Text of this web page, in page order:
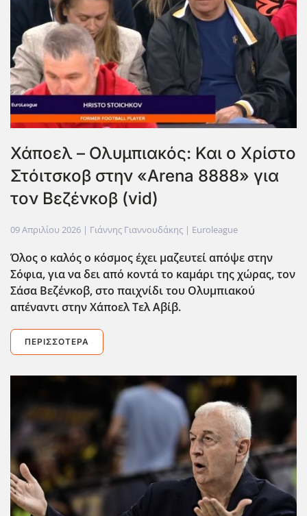
Χάποελ – Ολυμπιακός: Και ο Χρίστο
Στόιτσκοβ στην «Arena 8888» για
τον Βεζένκοβ (vid)
09 Απριλίου 2026 | Γιάννης Γιαννουδάκης | Euroleague
Όλος ο καλός ο κόσμος έχει μαζευτεί απόψε στην
Σόφια, για να δει από κοντά το καμάρι της χώρας, τον
Σάσα Βεζένκοβ, στο παιχνίδι του Ολυμπιακού
απέναντι στην Χάποελ Τελ Αβίβ.
ΠΕΡΙΣΣΌΤΕΡΑ